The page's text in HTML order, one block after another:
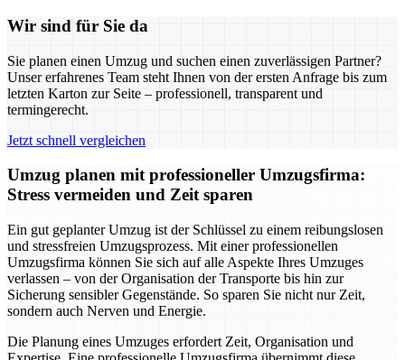
Wir sind für Sie da
Sie planen einen Umzug und suchen einen zuverlässigen Partner?
Unser erfahrenes Team steht Ihnen von der ersten Anfrage bis zum
letzten Karton zur Seite – professionell, transparent und
termingerecht.
Jetzt schnell vergleichen
Umzug planen mit professioneller Umzugsfirma:
Stress vermeiden und Zeit sparen
Ein gut geplanter Umzug ist der Schlüssel zu einem reibungslosen
und stressfreien Umzugsprozess. Mit einer professionellen
Umzugsfirma können Sie sich auf alle Aspekte Ihres Umzuges
verlassen – von der Organisation der Transporte bis hin zur
Sicherung sensibler Gegenstände. So sparen Sie nicht nur Zeit,
sondern auch Nerven und Energie.
Die Planung eines Umzuges erfordert Zeit, Organisation und